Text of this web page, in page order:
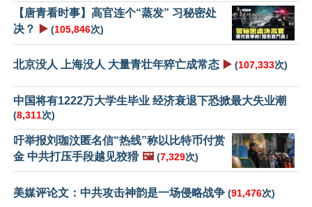
【唐青看时事】高官连个“蒸发” 习秘密处
决？
▶️ (105,846次)
北京没人 上海没人 大量青壮年猝亡成常态 ▶️ (107,333次)
中国将有1222万大学生毕业 经济衰退下恐掀最大失业潮
(8,311次)
吁举报刘珈汶匿名信“热线”称以比特币付赏
金 中共打压手段越见狡猾 🖼️ (7,329次)
美媒评论文：中共攻击神韵是一场侵略战争 (91,476次)